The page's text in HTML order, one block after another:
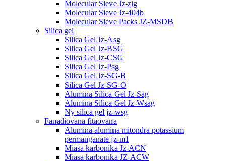
Molecular Sieve Jz-zig
Molecular Sieve Jz-404b
Molecular Sieve Packs JZ-MSDB
Silica gel
Silica Gel Jz-Asg
Silica Gel Jz-BSG
Silica Gel Jz-CSG
Silica Gel Jz-Psg
Silica Gel Jz-SG-B
Silica Gel Jz-SG-O
Alumina Silica Gel Jz-Sag
Alumina Silica Gel Jz-Wsag
Ny silica gel jz-wsg
Fanadiovana fitaovana
Alumina alumina mitondra potassium
permanganate jz-m1
Miasa karbonika Jz-ACN
Miasa karbonika JZ-ACW